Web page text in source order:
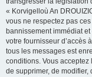
« Korvigelloù An
vous ne respectez pas
bannissement immédiat
votre fournisseur d’accès
tous les messages est
conditions. Vous acceptez
de supprimer, de modifier,